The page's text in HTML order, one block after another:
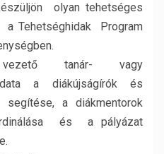
olyan tehetséges
Tehetséghidak Program
tanár- vagy
a diákújságírók és
segítése, a diákmentorok
és a pályázat